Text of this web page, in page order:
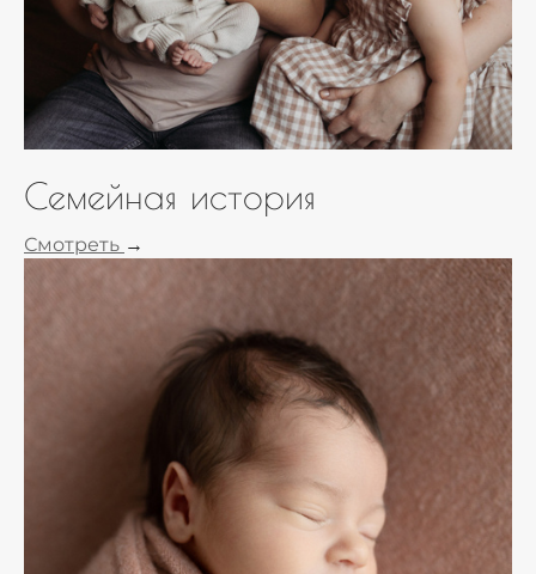
Семейная история
Смотреть →